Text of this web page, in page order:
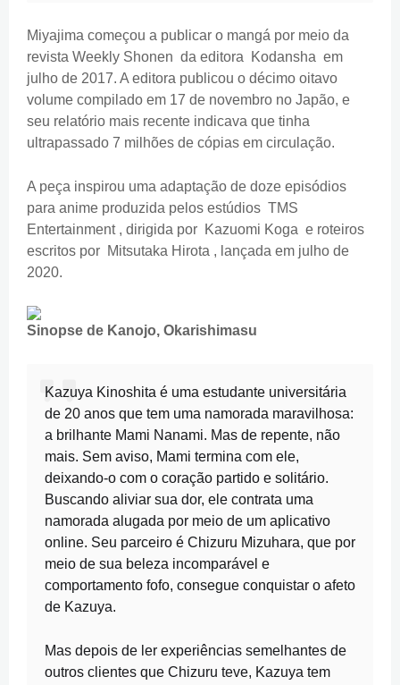
Miyajima começou a publicar o mangá por meio da
revista Weekly Shonen da editora Kodansha em
julho de 2017. A editora publicou o décimo oitavo
volume compilado em 17 de novembro no Japão, e
seu relatório mais recente indicava que tinha
ultrapassado 7 milhões de cópias em circulação.
A peça inspirou uma adaptação de doze episódios
para anime produzida pelos estúdios TMS
Entertainment , dirigida por Kazuomi Koga e roteiros
escritos por Mitsutaka Hirota , lançada em julho de
2020.
Sinopse de Kanojo, Okarishimasu
Kazuya Kinoshita é uma estudante universitária
de 20 anos que tem uma namorada maravilhosa:
a brilhante Mami Nanami. Mas de repente, não
mais. Sem aviso, Mami termina com ele,
deixando-o com o coração partido e solitário.
Buscando aliviar sua dor, ele contrata uma
namorada alugada por meio de um aplicativo
online. Seu parceiro é Chizuru Mizuhara, que por
meio de sua beleza incomparável e
comportamento fofo, consegue conquistar o afeto
de Kazuya.
Mas depois de ler experiências semelhantes de
outros clientes que Chizuru teve, Kazuya tem